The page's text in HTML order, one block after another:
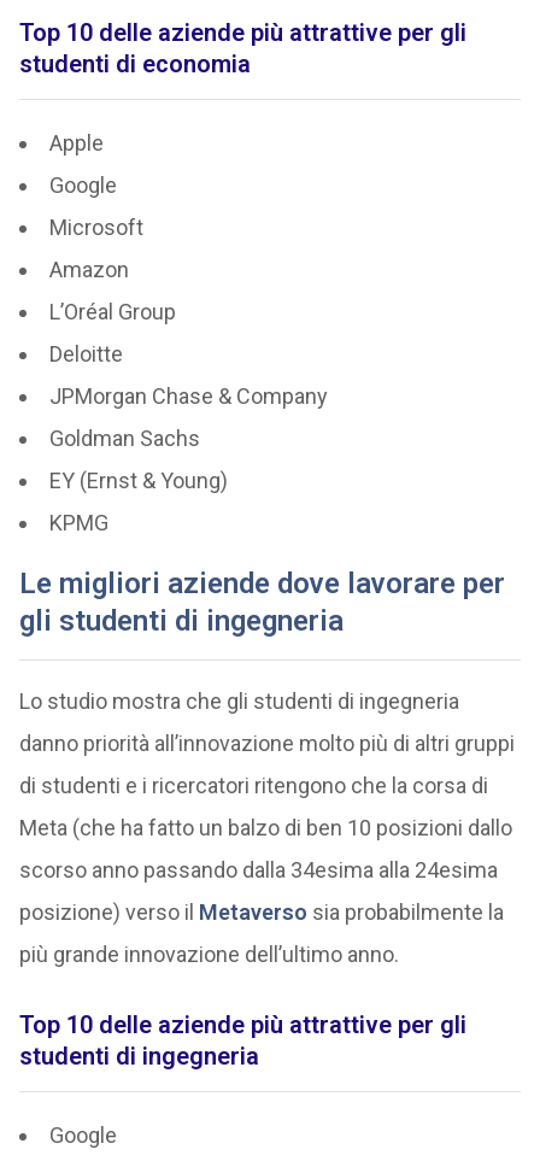
Top 10 delle aziende più attrattive per gli
studenti di economia
Apple
Google
Microsoft
Amazon
L’Oréal Group
Deloitte
JPMorgan Chase & Company
Goldman Sachs
EY (Ernst & Young)
KPMG
Le migliori aziende dove lavorare per
gli studenti di ingegneria
Lo studio mostra che gli studenti di ingegneria
danno priorità all’innovazione molto più di altri gruppi
di studenti e i ricercatori ritengono che la corsa di
Meta (che ha fatto un balzo di ben 10 posizioni dallo
scorso anno passando dalla 34esima alla 24esima
posizione) verso il Metaverso sia probabilmente la
più grande innovazione dell’ultimo anno.
Top 10 delle aziende più attrattive per gli
studenti di ingegneria
Google